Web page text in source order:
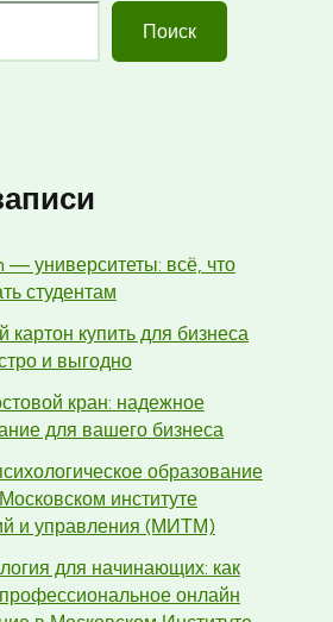
Поиск
— университеты: всё, что
студентам
картон купить для бизнеса
и выгодно
кран: надежное
для вашего бизнеса
образование
институте
и управления (МИТМ)
для начинающих: как
онлайн